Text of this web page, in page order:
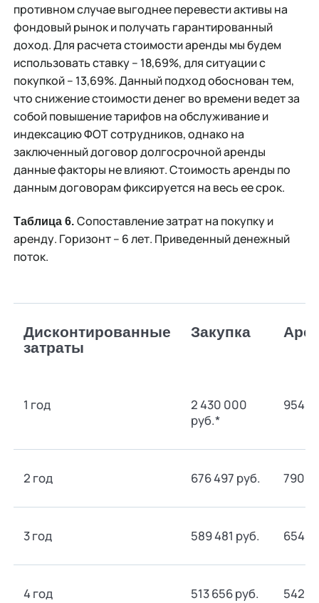
противном случае выгоднее перевести активы на
фондовый рынок и получать гарантированный
доход. Для расчета стоимости аренды мы будем
использовать ставку – 18,69%, для ситуации с
покупкой – 13,69%. Данный подход обоснован тем,
что снижение стоимости денег во времени ведет за
собой повышение тарифов на обслуживание и
индексацию ФОТ сотрудников, однако на
заключенный договор долгосрочной аренды
данные факторы не влияют. Стоимость аренды по
данным договорам фиксируется на весь ее срок.
Таблица 6. Сопоставление затрат на покупку и
аренду. Горизонт – 6 лет. Приведенный денежный
поток.
Дисконтированные
затраты
Закупка
1 год
2 430 000
руб.*
954
2 год 676 497 руб. 790
3 год 589 481 руб. 654
4 год 513 656 руб. 542